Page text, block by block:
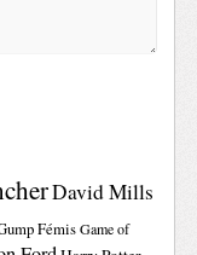
David Mills
Fémis Game of